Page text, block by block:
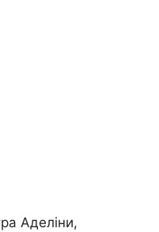
Аделіни,